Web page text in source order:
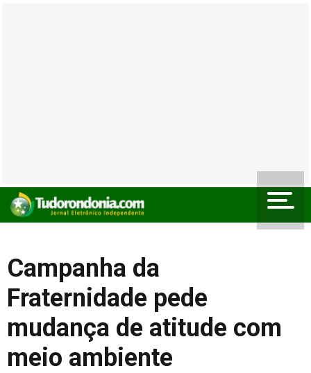
Campanha da
Fraternidade pede
mudança de atitude com
meio ambiente